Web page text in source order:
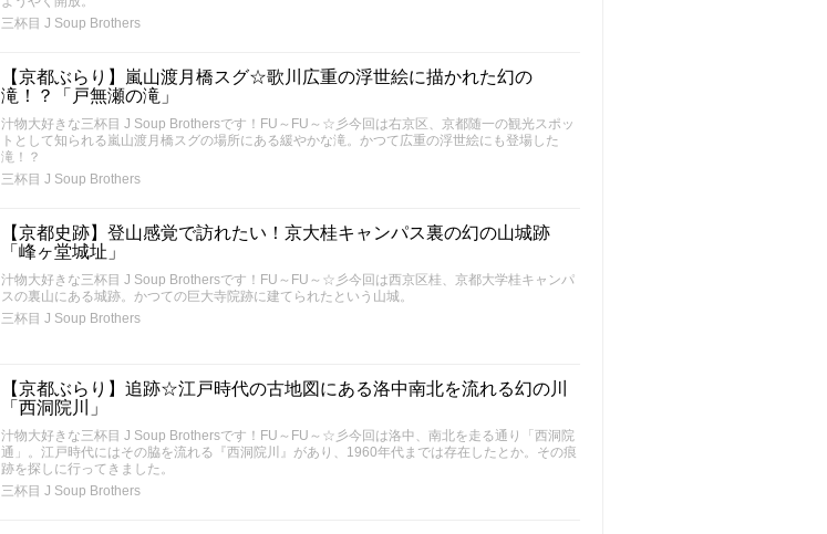
三杯目 J Soup Brothers
【京都ぶらり】嵐山渡月橋スグ☆歌川広重の浮世絵に描かれた幻の
滝！？「戸無瀬の滝」
汁物大好きな三杯目 J Soup Brothersです！FU～FU～☆彡今回は右京区、京都随一の観光スポッ
トとして知られる嵐山渡月橋スグの場所にある緩やかな滝。かつて広重の浮世絵にも登場した
滝！？
三杯目 J Soup Brothers
【京都史跡】登山感覚で訪れたい！京大桂キャンパス裏の幻の山城跡
「峰ヶ堂城址」
汁物大好きな三杯目 J Soup Brothersです！FU～FU～☆彡今回は西京区桂、京都大学桂キャンパ
スの裏山にある城跡。かつての巨大寺院跡に建てられたという山城。
三杯目 J Soup Brothers
【京都ぶらり】追跡☆江戸時代の古地図にある洛中南北を流れる幻の川
「西洞院川」
汁物大好きな三杯目 J Soup Brothersです！FU～FU～☆彡今回は洛中、南北を走る通り「西洞院
通」。江戸時代にはその脇を流れる『西洞院川』があり、1960年代までは存在したとか。その痕
跡を探しに行ってきました。
三杯目 J Soup Brothers